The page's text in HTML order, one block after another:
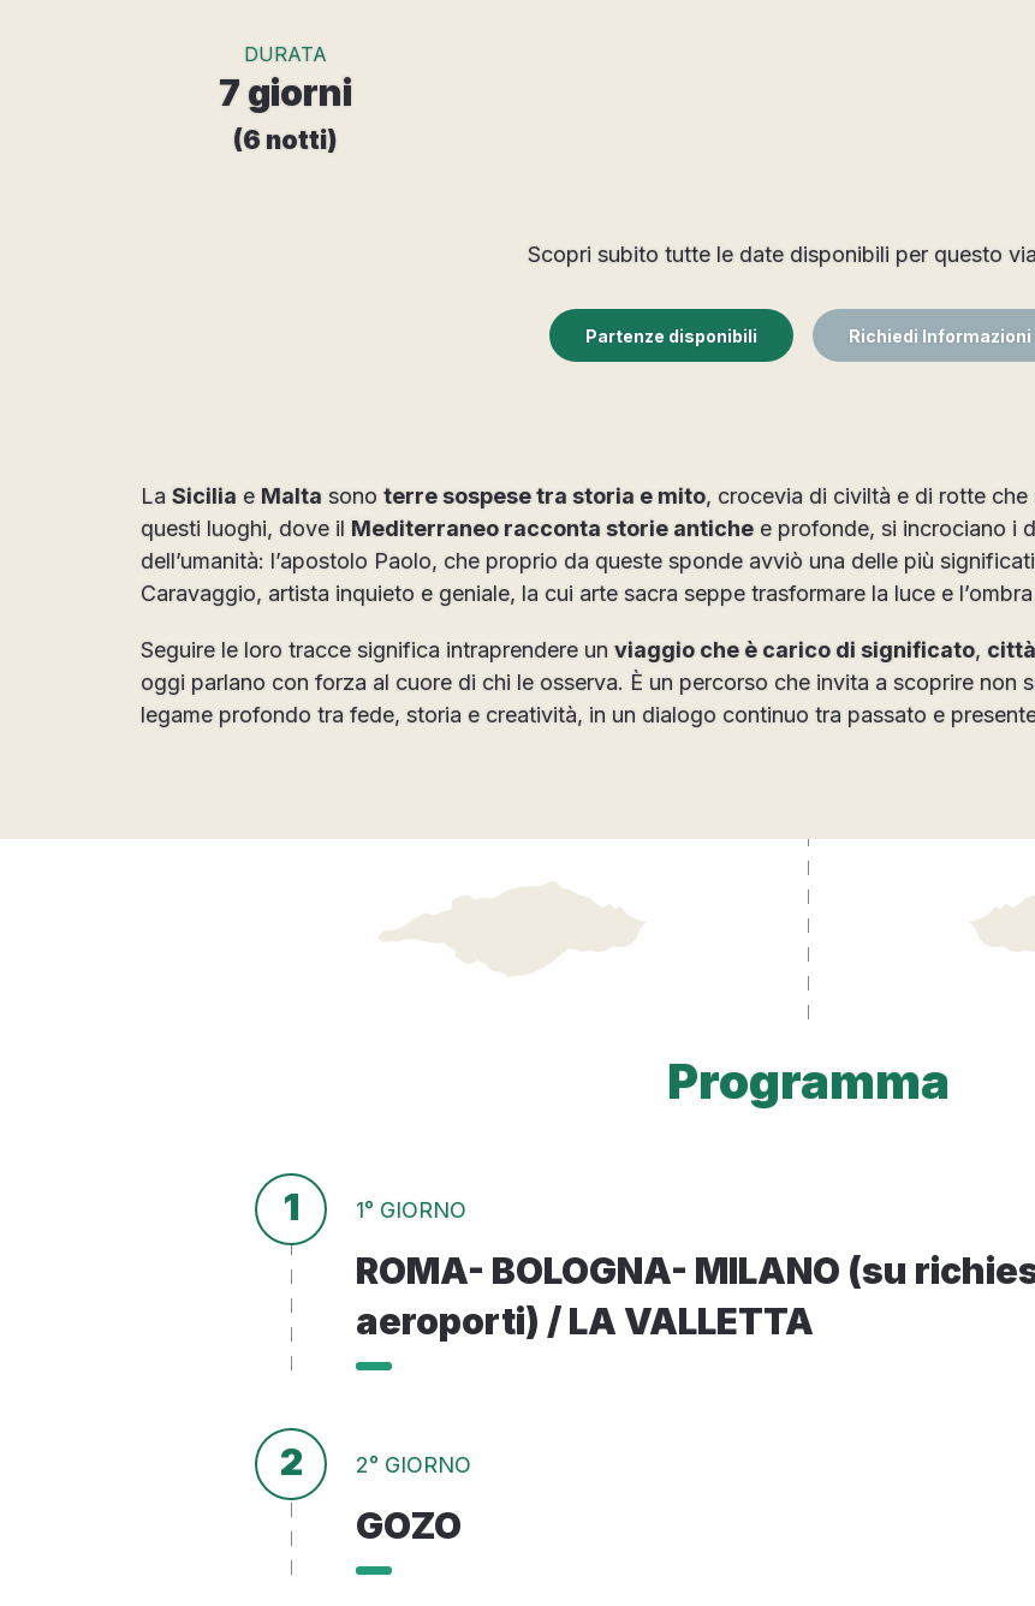
DURATA
7 giorni
(6 notti)
Scopri subito tutte le date disponibili per questo
Partenze disponibili Richiedi Informazioni
La Sicilia e Malta sono terre sospese tra storia e mito, crocevia di civiltà e di rotte
questi luoghi, dove il Mediterraneo racconta storie antiche e profonde, si incrociano i
dell’umanità: l’apostolo Paolo, che proprio da queste sponde avviò una delle più
Caravaggio, artista inquieto e geniale, la cui arte sacra seppe trasformare la luce e
Seguire le loro tracce significa intraprendere un viaggio che è carico di significato,
oggi parlano con forza al cuore di chi le osserva. È un percorso che invita a scoprire non
legame profondo tra fede, storia e creatività, in un dialogo continuo tra passato e
Programma
1 1° GIORNO
ROMA- BOLOGNA- MILANO (su
aeroporti) / LA VALLETTA
2 2° GIORNO
GOZO